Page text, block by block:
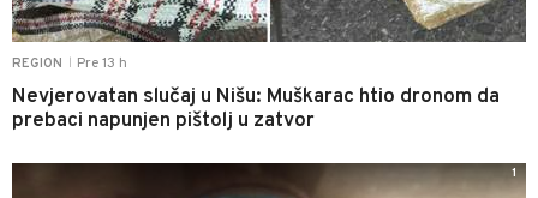
REGION Pre 13 h
Nevjerovatan slučaj u Nišu: Muškarac htio dronom da
prebaci napunjen pištolj u zatvor
1